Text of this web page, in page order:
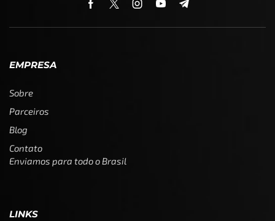
EMPRESA
Sobre
Parceiros
Blog
Contato
Enviamos para todo o Brasil
LINKS